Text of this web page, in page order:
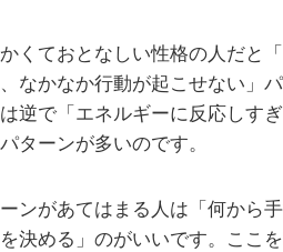
くておとなしい性格の人だと
なかなか行動が起こせない」
逆で「エネルギーに反応しす
ターンが多いのです。
ンがあてはまる人は「何から
決める」のがいいです。ここ